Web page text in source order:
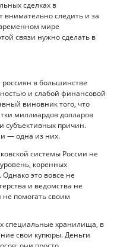
сделках в
внимательно следить и за
мире
связи нужно сделать в
в большинстве
и слабой финансовой
виновник того, что
миллиардов долларов
субъективных причин.
— одна из них.
системы России не
коренных
это вовсе не
и ведомства не
помогать своим
специальные хранилища, в
свои купюры. Деньги